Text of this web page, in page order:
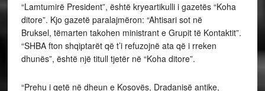
“Lamtumirë President”, është kryeartikulli i gazetës “Koha
ditore”. Kjo gazetë paralajmëron: “Ahtisari sot në
Bruksel, tëmarten takohen ministrant e Grupit të Kontaktit”.
“SHBA fton shqiptarët që t’i refuzojnë ata që i rreken
dhunës”, është një titull tjetër në “Koha ditore”.
“Prehu i qetë në dheun e Kosovës, Dradanisë antike,